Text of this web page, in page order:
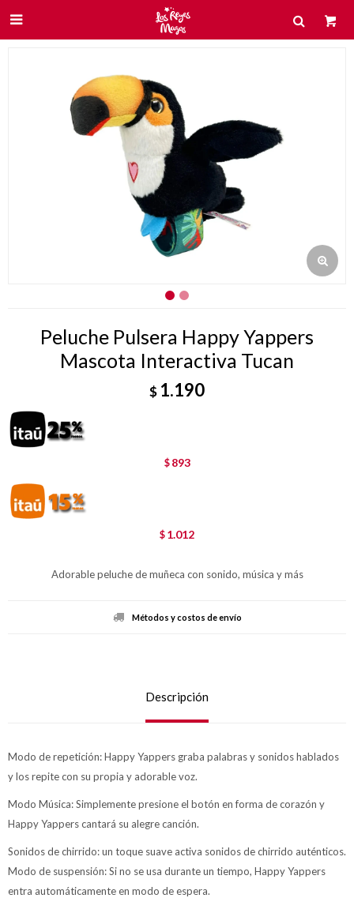

Peluche Pulsera Happy Yappers
Mascota Interactiva Tucan
$ 1.190
$ 893
$ 1.012
Adorable peluche de muñeca con sonido, música y más
Métodos y costos de envío
Descripción
Modo de repetición: Happy Yappers graba palabras y sonidos hablados
y los repite con su propia y adorable voz.
Modo Música: Simplemente presione el botón en forma de corazón y
Happy Yappers cantará su alegre canción.
Sonidos de chirrido: un toque suave activa sonidos de chirrido auténticos.
Modo de suspensión: Si no se usa durante un tiempo, Happy Yappers
entra automáticamente en modo de espera.